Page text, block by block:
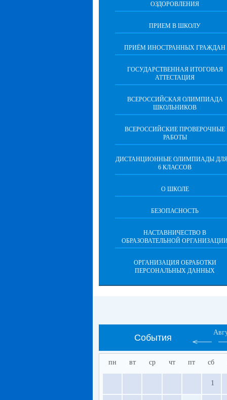
ОЗДОРОВЛЕНИЯ
ПРИЕМ В ШКОЛУ
ПРИЁМ ИНОСТРАННЫХ ГРАЖДАН
ГОСУДАРСТВЕННАЯ ИТОГОВАЯ
АТТЕСТАЦИЯ
ВСЕРОССИЙСКАЯ ОЛИМПИАДА
ШКОЛЬНИКОВ
ВСЕРОССИЙСКИЕ ПРОВЕРОЧНЫЕ
РАБОТЫ
ДИСТАНЦИОННЫЕ ОЛИМПИАДЫ ДЛЯ
6 КЛАССОВ
О ШКОЛЕ
БЕЗОПАСНОСТЬ
НАСТАВНИЧЕСТВО В
ОБРАЗОВАТЕЛЬНОЙ
ОРГАНИЗАЦИЯ ОБРАБОТКИ
ПЕРСОНАЛЬНЫХ ДАННЫХ
События
пн вт ср чт пт сб
1